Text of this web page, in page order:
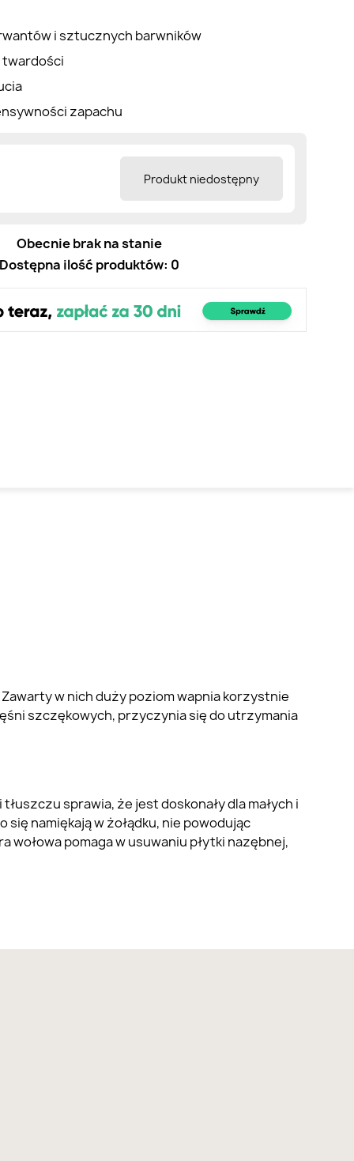
i sztucznych barwników
twardości
zapachu
Produkt niedostępny
Obecnie brak na stanie
Dostępna ilość produktów: 0
w nich duży poziom wapnia korzystnie
szczękowych, przyczynia się do utrzymania
sprawia, że jest doskonały dla małych i
namiękają w żołądku, nie powodując
pomaga w usuwaniu płytki nazębnej,